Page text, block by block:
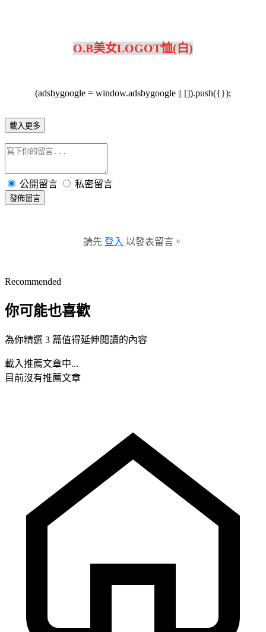
O.B美女LOGOT恤(白)
(adsbygoogle = window.adsbygoogle || []).push({});
載入更多
公開留言 私密留言
發佈留言
請先 登入 以發表留言。
Recommended
你可能也喜歡
為你精選 3 篇值得延伸閱讀的內容
載入推薦文章中...
目前沒有推薦文章